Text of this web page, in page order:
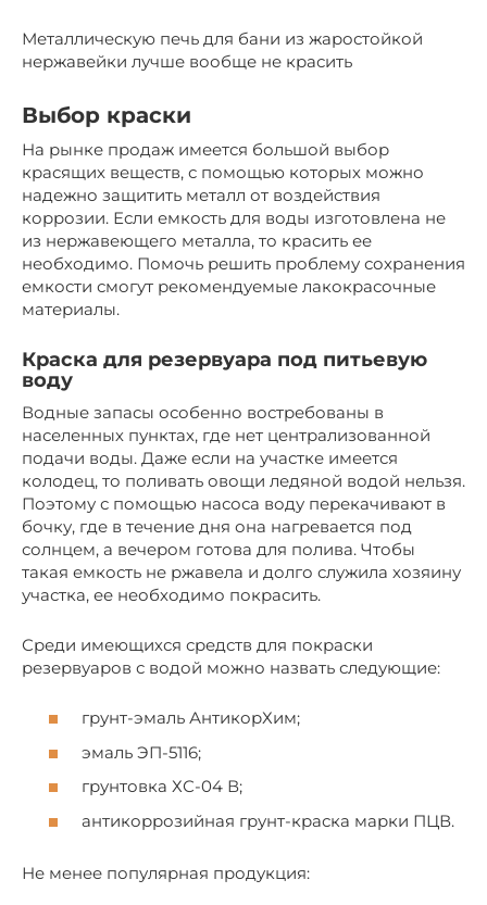
Металлическую печь для бани из жаростойкой
нержавейки лучше вообще не красить
Выбор краски
На рынке продаж имеется большой выбор
красящих веществ, с помощью которых можно
надежно защитить металл от воздействия
коррозии. Если емкость для воды изготовлена не
из нержавеющего металла, то красить ее
необходимо. Помочь решить проблему сохранения
емкости смогут рекомендуемые лакокрасочные
материалы.
Краска для резервуара под питьевую
воду
Водные запасы особенно востребованы в
населенных пунктах, где нет централизованной
подачи воды. Даже если на участке имеется
колодец, то поливать овощи ледяной водой нельзя.
Поэтому с помощью насоса воду перекачивают в
бочку, где в течение дня она нагревается под
солнцем, а вечером готова для полива. Чтобы
такая емкость не ржавела и долго служила хозяину
участка, ее необходимо покрасить.
Среди имеющихся средств для покраски
резервуаров с водой можно назвать следующие:
грунт-эмаль АнтикорХим;
эмаль ЭП-5116;
грунтовка ХС-04 В;
антикоррозийная грунт-краска марки ПЦВ.
Не менее популярная продукция: